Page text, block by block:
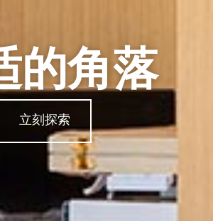
的角落
立刻探索